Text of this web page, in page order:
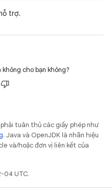
trợ.
cho bạn không?
tuân thủ các giấy phép như
. Java và OpenJDK là nhãn hiệu
và/hoặc đơn vị liên kết của
04 UTC.